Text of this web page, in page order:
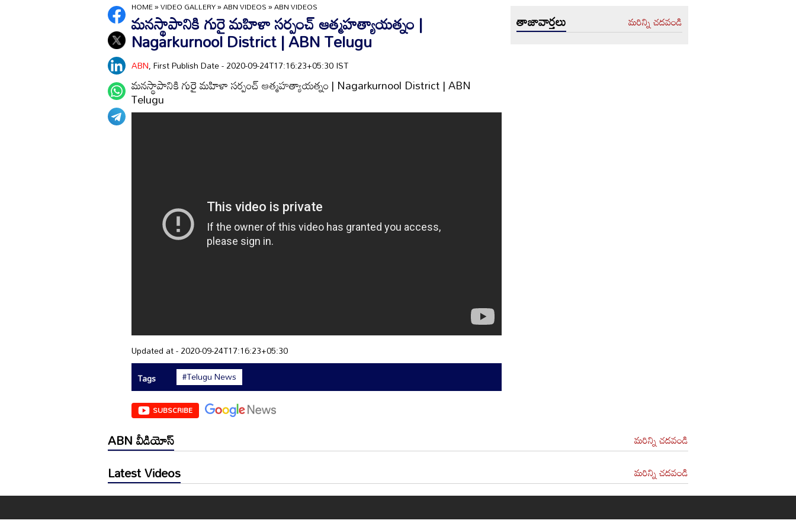
HOME»VIDEO GALLERY»ABN VIDEOS»ABN VIDEOS
మ‌న‌స్థాపానికి గురై మ‌హిళా సర్పంచ్ ఆత్మహత్యాయత్నం |
Nagarkurnool District | ABN Telugu
ABN, First Publish Date - 2020-09-24T17:16:23+05:30 IST
మ‌న‌స్థాపానికి గురై మ‌హిళా సర్పంచ్ ఆత్మహత్యాయత్నం | Nagarkurnool District | ABN
Telugu
Updated at - 2020-09-24T17:16:23+05:30
Tags
#Telugu News
SUBSCRIBE
తాజావార్తలు మరిన్ని చదవండి
ABN వీడియోస్ మరిన్ని చదవండి
Latest Videos మరిన్ని చదవండి